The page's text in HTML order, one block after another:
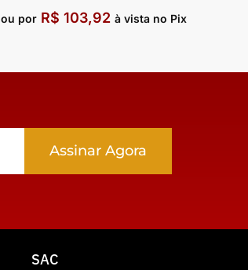
ou por R$ 103,92 à vista no Pix
Assinar Agora
SAC